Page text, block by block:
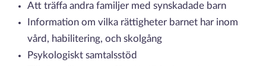
Att träffa andra familjer med synskadade barn
Information om vilka rättigheter barnet har inom
vård, habilitering, och skolgång
Psykologiskt samtalsstöd